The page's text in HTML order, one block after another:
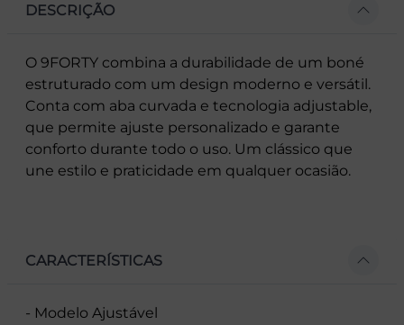
DESCRIÇÃO
O 9FORTY combina a durabilidade de um boné
estruturado com um design moderno e versátil.
Conta com aba curvada e tecnologia adjustable,
que permite ajuste personalizado e garante
conforto durante todo o uso. Um clássico que
une estilo e praticidade em qualquer ocasião.
CARACTERÍSTICAS
- Modelo Ajustável